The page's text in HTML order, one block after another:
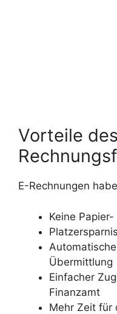
Vorteile
E-Rechnungen
Keine
Übermittlung
Einfacher
Finanzamt
Mehr Zeit für